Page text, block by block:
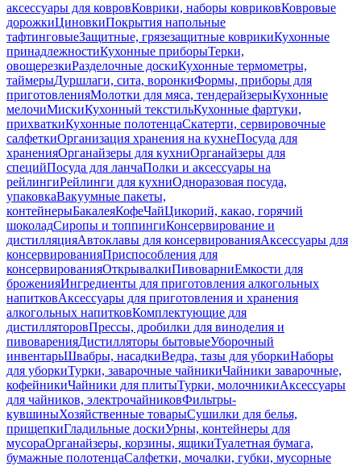
аксессуары для ковровКоврики, наборы ковриковКовровые
дорожкиЦиновкиПокрытия напольные
тафтинговыеЗащитные, грязезащитные коврикиКухонные
принадлежностиКухонные приборыТерки,
овощерезкиРазделочные доскиКухонные термометры,
таймерыДуршлаги, сита, воронкиФормы, приборы для
приготовленияМолотки для мяса, тендерайзерыКухонные
мелочиМискиКухонный текстильКухонные фартуки,
прихваткиКухонные полотенцаСкатерти, сервировочные
салфеткиОрганизация хранения на кухнеПосуда для
храненияОрганайзеры для кухниОрганайзеры для
специйПосуда для ланчаПолки и аксессуары на
рейлингиРейлинги для кухниОдноразовая посуда,
упаковкаВакуумные пакеты,
контейнерыБакалеяКофеЧайЦикорий, какао, горячий
шоколадСиропы и топпингиКонсервирование и
дистилляцияАвтоклавы для консервированияАксессуары для
консервированияПриспособления для
консервированияОткрывалкиПивоварниЕмкости для
броженияИнгредиенты для приготовления алкогольных
напитковАксессуары для приготовления и хранения
алкогольных напитковКомплектующие для
дистилляторовПрессы, дробилки для виноделия и
пивоваренияДистилляторы бытовыеУборочный
инвентарьШвабры, насадкиВедра, тазы для уборкиНаборы
для уборкиТурки, заварочные чайникиЧайники заварочные,
кофейникиЧайники для плитыТурки, молочникиАксессуары
для чайников, электрочайниковФильтры-
кувшиныХозяйственные товарыСушилки для белья,
прищепкиГладильные доскиУрны, контейнеры для
мусораОрганайзеры, корзины, ящикиТуалетная бумага,
бумажные полотенцаСалфетки, мочалки, губки, мусорные